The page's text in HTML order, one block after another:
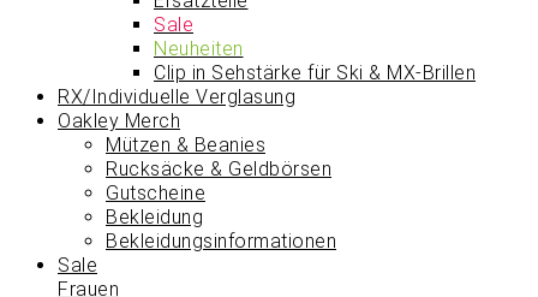
Sale
Neuheiten
Clip in Sehstärke für Ski & MX-Brillen
RX/Individuelle Verglasung
Oakley Merch
Mützen & Beanies
Rucksäcke & Geldbörsen
Gutscheine
Bekleidung
Bekleidungsinformationen
Sale
Frauen